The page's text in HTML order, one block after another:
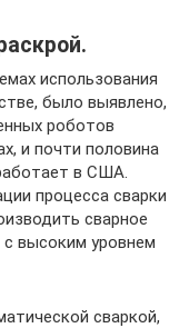
использования
было выявлено,
роботов
и почти половина
в США.
процесса сварки
сварное
высоким уровнем
сваркой,